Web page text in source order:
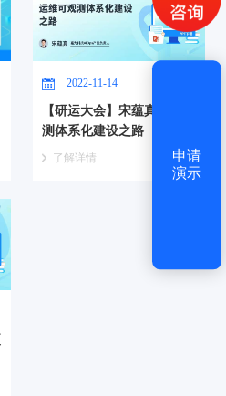
2022-11-14
【研运大会】宋蕴真：可观
测体系化建设之路
了解详情
获取验证码
还没有账号？立即注册
申请
演示